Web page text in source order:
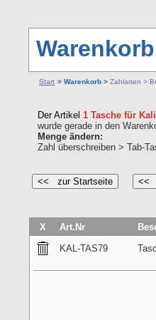
Warenkorb
Start > Warenkorb > Zahlarten >
Der Artikel 1 Tasche für
wurde gerade in den
Menge ändern:
Zahl überschreiben > Tab-
X Art.Nr
KAL-TAS79